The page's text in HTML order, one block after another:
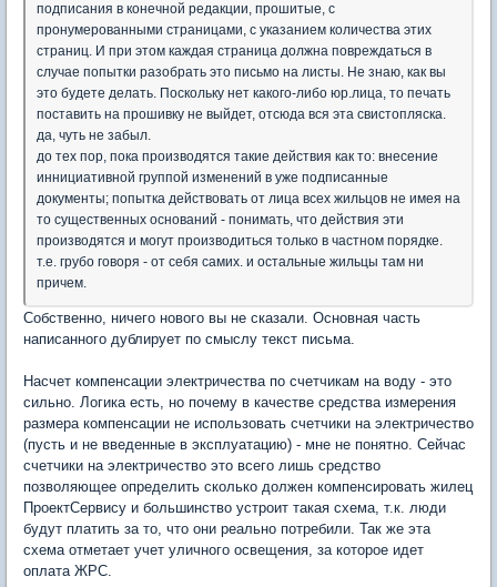
подписания в конечной редакции, прошитые, с
пронумерованными страницами, с указанием количества этих
страниц. И при этом каждая страница должна повреждаться в
случае попытки разобрать это письмо на листы. Не знаю, как вы
это будете делать. Поскольку нет какого-либо юр.лица, то печать
поставить на прошивку не выйдет, отсюда вся эта свистопляска.
да, чуть не забыл.
до тех пор, пока производятся такие действия как то: внесение
иннициативной группой изменений в уже подписанные
документы; попытка действовать от лица всех жильцов не имея на
то существенных оснований - понимать, что действия эти
производятся и могут производиться только в частном порядке.
т.е. грубо говоря - от себя самих. и остальные жильцы там ни
причем.
Собственно, ничего нового вы не сказали. Основная часть
написанного дублирует по смыслу текст письма.
Насчет компенсации электричества по счетчикам на воду - это
сильно. Логика есть, но почему в качестве средства измерения
размера компенсации не использовать счетчики на электричество
(пусть и не введенные в эксплуатацию) - мне не понятно. Сейчас
счетчики на электричество это всего лишь средство
позволяющее определить сколько должен компенсировать жилец
ПроектСервису и большинство устроит такая схема, т.к. люди
будут платить за то, что они реально потребили. Так же эта
схема отметает учет уличного освещения, за которое идет
оплата ЖРС.